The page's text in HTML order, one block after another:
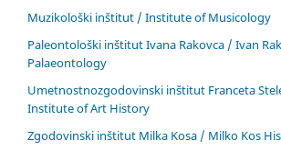
Muzikološki inštitut / Institute of Musicology
Paleontološki inštitut Ivana Rakovca / Ivan
Palaeontology
Umetnostnozgodovinski inštitut Franceta
Institute of Art History
Zgodovinski inštitut Milka Kosa / Milko Kos